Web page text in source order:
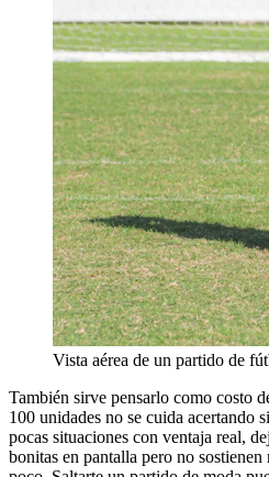
Vista aérea de un partido de
También sirve pensarlo como costo
100 unidades no se cuida acertando
pocas situaciones con ventaja real,
bonitas en pantalla pero no